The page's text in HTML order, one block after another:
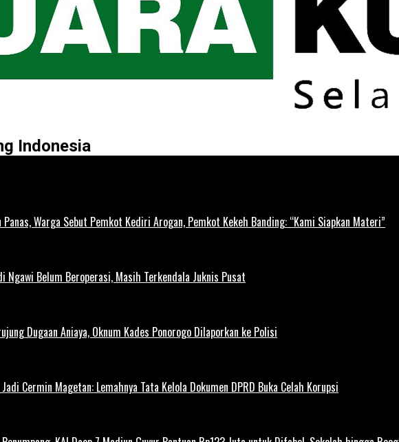
Indonesia
Panas, Warga Sebut Pemkot Kediri Arogan, Pemkot Kekeh Banding: “Kami Siapkan Materi”
Ngawi Belum Beroperasi, Masih Terkendala Juknis Pusat
Dugaan Aniaya, Oknum Kades Ponorogo Dilaporkan ke Polisi
Cermin Magetan: Lemahnya Tata Kelola Dokumen DPRD Buka Celah Korupsi